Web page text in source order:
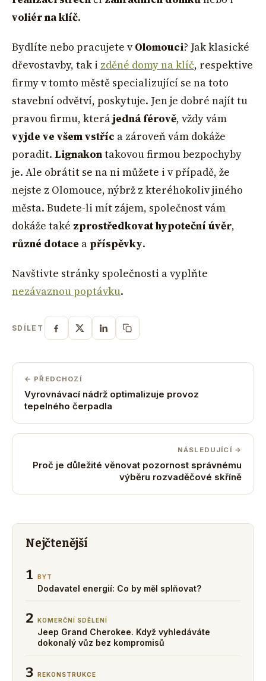
voliér na klíč.
Bydlíte nebo pracujete vOlomouci? Jak klasické
dřevostavby, tak i zděné domy na klíč, respektive
firmy v tomto městě specializující se na toto
stavební odvětví, poskytuje. Jen je dobré najít tu
pravou firmu, kterájednáférově, vždy vám
vyjde ve všem vstříc a zároveň vám dokáže
poradit. Lignakontakovou firmou bezpochyby
je. Ale obrátit se na ni můžete i v případě, že
nejste z Olomouce, nýbrž z kteréhokoliv jiného
města. Budete-li mít zájem, společnost vám
dokáže také zprostředkovat hypoteční úvěr,
různé dotace apříspěvky.
Navštivte stránky společnosti a vyplňte
nezávaznou poptávku.
SDÍLET
← PŘEDCHOZÍ
Vyrovnávací nádrž optimalizuje provoz
tepelného čerpadla
NÁSLEDUJÍCÍ →
Proč je důležité věnovat pozornost správnému
výběru rozvaděčové skříně
Nejčtenější
1 BYT
Dodavatel energií: Co by měl splňovat?
2 KOMERČNÍ SDĚLENÍ
Jeep Grand Cherokee. Když vyhledáváte
dokonalý vůz bez kompromisů
3 REKONSTRUKCE